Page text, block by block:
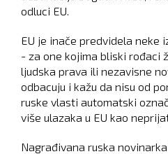
odluci EU.
EU je inače predvidela neke
- za one kojima bliski rođaci
ljudska prava ili nezavisne
odbacuju i kažu da nisu od
ruske vlasti automatski
više ulazaka u EU kao
Nagrađivana ruska